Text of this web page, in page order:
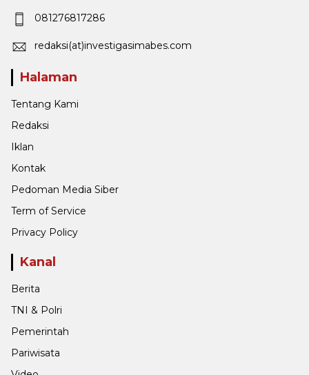
081276817286
redaksi(at)investigasimabes.com
Halaman
Tentang Kami
Redaksi
Iklan
Kontak
Pedoman Media Siber
Term of Service
Privacy Policy
Kanal
Berita
TNI & Polri
Pemerintah
Pariwisata